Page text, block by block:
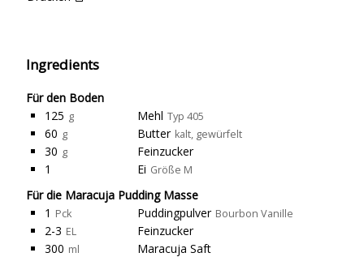
Ingredients
Für den Boden
125 g Mehl Typ 405
60 g Butter kalt, gewürfelt
30 g
Feinzucker
1
Ei Größe M
Für die Maracuja Pudding Masse
1 Pck Puddingpulver Bourbon Vanille
2-3 EL
Feinzucker
300 ml
Maracuja Saft